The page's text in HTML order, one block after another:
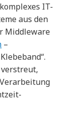
IT-
aus den
Middleware
–